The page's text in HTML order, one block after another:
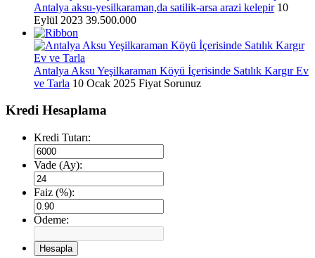
Antalya aksu-yesilkaraman,da satilik-arsa arazi kelepir 10
Eylül 2023 39.500.000
Antalya Aksu Yeşilkaraman Köyü İçerisinde Satılık Kargır Ev
ve Tarla 10 Ocak 2025 Fiyat Sorunuz
Kredi Hesaplama
Kredi Tutarı:
Vade (Ay):
Faiz (%):
Ödeme:
Hesapla